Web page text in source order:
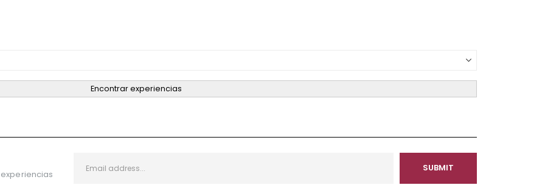
Encontrar experiencias